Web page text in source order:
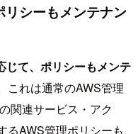
シーもメンテナン
じて、ポリシーもメンテ
これは通常のAWS管理
関連サービス・アク
るAWS管理ポリシーも